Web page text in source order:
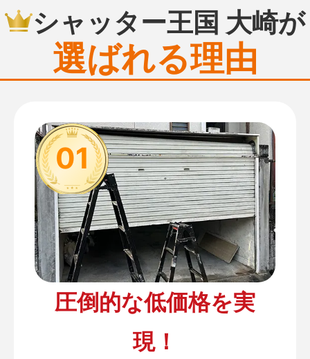
シャッター王国 大崎が
選ばれる理由
01
圧倒的な低価格を実
現！